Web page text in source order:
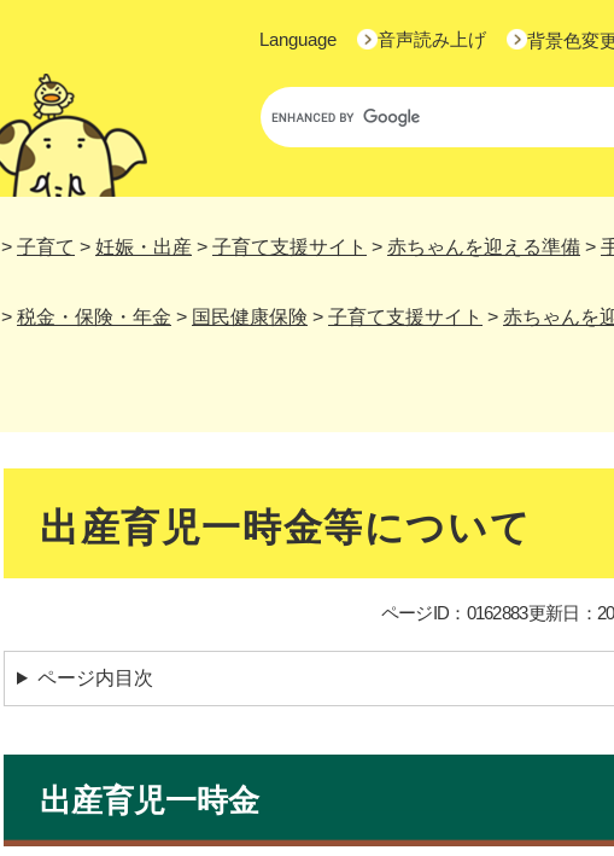
Language 音声読み上げ 背景色変
Google
カ
検
> 子育て > 妊娠・出産 > 子育て支援サイト > 赤ちゃんを迎える準備 >
> 税金・保険・年金 > 国民健康保険 > 子育て支援サイト > 赤ちゃんを
出産育児一時金等について
ページID：0162883更新日：
ページ内目次
出産育児一時金